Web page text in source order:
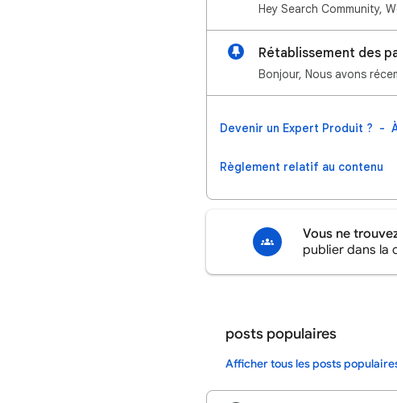
Rétablissement des
Devenir un Expert Produit ?
Règlement relatif au contenu
Vous ne
publier dans la
posts populaires
Afficher tous les posts